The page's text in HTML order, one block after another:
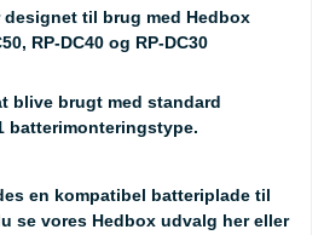
designet til brug med Hedbox
RP-DC40 og RP-DC30
blive brugt med standard
batterimonteringstype.
en kompatibel batteriplade til
se vores Hedbox udvalg hereller